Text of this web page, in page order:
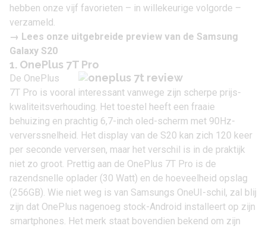
hebben onze vijf favorieten – in willekeurige volgorde –
verzameld.
→ Lees onze uitgebreide preview van de Samsung
Galaxy S20
1. OnePlus 7T Pro
De OnePlus
7T Pro is vooral interessant vanwege zijn scherpe prijs-
kwaliteitsverhouding. Het toestel heeft een fraaie
behuizing en prachtig 6,7-inch oled-scherm met 90Hz-
ververssnelheid. Het display van de S20 kan zich 120 keer
per seconde verversen, maar het verschil is in de praktijk
niet zo groot. Prettig aan de OnePlus 7T Pro is de
razendsnelle oplader (30 Watt) en de hoeveelheid opslag
(256GB). Wie niet weg is van Samsungs OneUI-schil, zal blij
zijn dat OnePlus nagenoeg stock-Android installeert op zijn
smartphones. Het merk staat bovendien bekend om zijn